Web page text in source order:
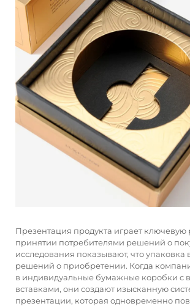
Презентация продукта играет ключевую
принятии потребителями решений о
исследования показывают, что упаковка
решений о приобретении. Когда
в индивидуальные бумажные коробки с
вставками, они создают изысканную
презентации, которая одновременно